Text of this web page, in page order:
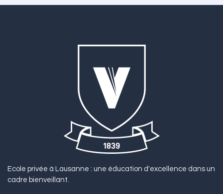
Ecole privée à Lausanne : une éducation d'excellence dans un
cadre bienveillant.